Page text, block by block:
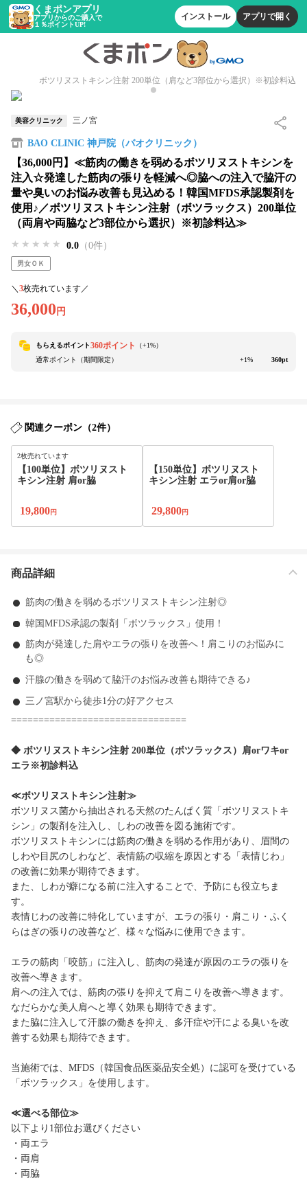
くまポンアプリ
アプリからのご購入で
１％ポイントUP!
インストール アプリで開く
ボツリヌストキシン注射 200単位（肩など3部位から選択）※初診料込
美容クリニック 三ノ宮
BAO CLINIC 神戸院（バオクリニック）
【36,000円】≪筋肉の働きを弱めるボツリヌストキシンを
注入☆発達した筋肉の張りを軽減へ◎脇への注入で脇汗の
量や臭いのお悩み改善も見込める！韓国MFDS承認製剤を
使用♪／ボツリヌストキシン注射（ボツラックス）200単位
（両肩や両脇など3部位から選択）※初診料込≫
★★★★★
★★★★★
★★★★★ 0.0 （0件）
男女ＯＫ
＼ 3枚売れています／
36,000 円
もらえるポイント360ポイント （+1%）
通常ポイント（期間限定）
+1% 360pt
関連クーポン（2件）
2枚売れています
【100単位】ボツリヌスト
キシン注射 肩or脇
19,800円
【150単位】ボツリヌスト
キシン注射 エラor肩or脇
29,800円
商品詳細
筋肉の働きを弱めるボツリヌストキシン注射◎
韓国MFDS承認の製剤「ボツラックス」使用！
筋肉が発達した肩やエラの張りを改善へ！肩こりのお悩みに
も◎
汗腺の働きを弱めて脇汗のお悩み改善も期待できる♪
三ノ宮駅から徒歩1分の好アクセス
================================
◆ ボツリヌストキシン注射 200単位（ボツラックス）肩orワキor
エラ※初診料込
≪ボツリヌストキシン注射≫
ボツリヌス菌から抽出される天然のたんぱく質「ボツリヌストキ
シン」の製剤を注入し、しわの改善を図る施術です。
ボツリヌストキシンには筋肉の働きを弱める作用があり、眉間の
しわや目尻のしわなど、表情筋の収縮を原因とする「表情じわ」
の改善に効果が期待できます。
また、しわが癖になる前に注入することで、予防にも役立ちま
す。
表情じわの改善に特化していますが、エラの張り・肩こり・ふく
らはぎの張りの改善など、様々な悩みに使用できます。
エラの筋肉「咬筋」に注入し、筋肉の発達が原因のエラの張りを
改善へ導きます。
肩への注入では、筋肉の張りを抑えて肩こりを改善へ導きます。
なだらかな美人肩へと導く効果も期待できます。
また脇に注入して汗腺の働きを抑え、多汗症や汗による臭いを改
善する効果も期待できます。
当施術では、MFDS（韓国食品医薬品安全処）に認可を受けている
「ボツラックス」を使用します。
≪選べる部位≫
以下より1部位お選びください
・両エラ
・両肩
・両脇